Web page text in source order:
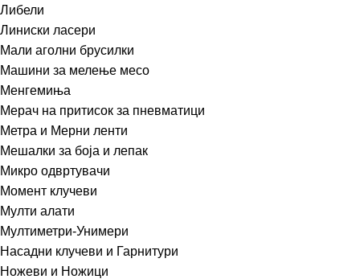
Либели
Линиски ласери
Мали аголни брусилки
Машини за мелење месо
Менгемиња
Мерач на притисок за пневматици
Метра и Мерни ленти
Мешалки за боја и лепак
Микро одвртувачи
Момент клучеви
Мулти алати
Мултиметри-Унимери
Насадни клучеви и Гарнитури
Ножеви и Ножици